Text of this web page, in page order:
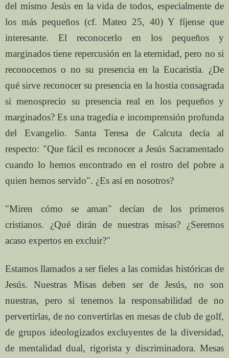
del mismo Jesús en la vida de todos, especialmente de
los más pequeños (cf. Mateo 25, 40) Y fíjense que
interesante. El reconocerlo en los pequeños y
marginados tiene repercusión en la eternidad, pero no si
reconocemos o no su presencia en la Eucaristía. ¿De
qué sirve reconocer su presencia en la hostia consagrada
si menosprecio su presencia real en los pequeños y
marginados? Es una tragedia e incomprensión profunda
del Evangelio. Santa Teresa de Calcuta decía al
respecto: "Que fácil es reconocer a Jesús Sacramentado
cuando lo hemos encontrado en el rostro del pobre a
quien hemos servido". ¿Es así en nosotros?
"Miren cómo se aman" decían de los primeros
cristianos. ¿Qué dirán de nuestras misas? ¿Seremos
acaso expertos en excluir?"
Estamos llamados a ser fieles a las comidas históricas de
Jesús. Nuestras Misas deben ser de Jesús, no son
nuestras, pero sí tenemos la responsabilidad de no
pervertirlas, de no convertirlas en mesas de club de golf,
de grupos ideologizados excluyentes de la diversidad,
de mentalidad dual, rigorista y discriminadora. Mesas